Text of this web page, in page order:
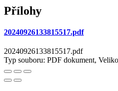
Přílohy
20240926133815517.pdf
20240926133815517.pdf
Typ souboru: PDF dokument,